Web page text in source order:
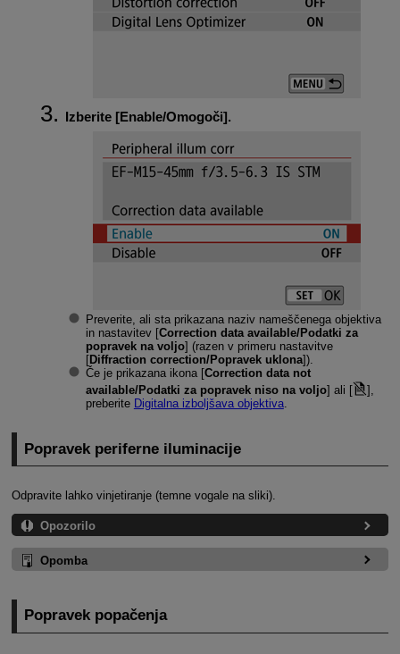
Izberite [Enable/Omogoči].
Preverite, ali sta prikazana naziv nameščenega objektiva
in nastavitev [Correction data available/Podatki za
popravek na voljo] (razen v primeru nastavitve
[Diffraction correction/Popravek uklona]).
Če je prikazana ikona [Correction data not
available/Podatki za popravek niso na voljo] ali [
],
preberite Digitalna izboljšava objektiva.
Popravek periferne iluminacije
Odpravite lahko vinjetiranje (temne vogale na sliki).
Opozorilo
Opomba
Popravek popačenja